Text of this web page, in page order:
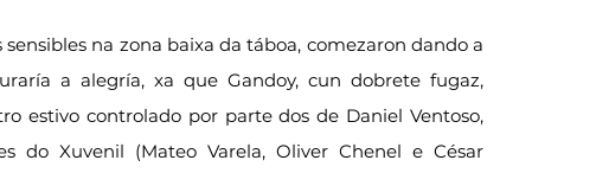
na zona baixa da táboa, comezaron dando a
a alegría, xa que Gandoy, cun dobrete fugaz,
estivo controlado por parte dos de Daniel Ventoso,
do Xuvenil (Mateo Varela, Oliver Chenel e César